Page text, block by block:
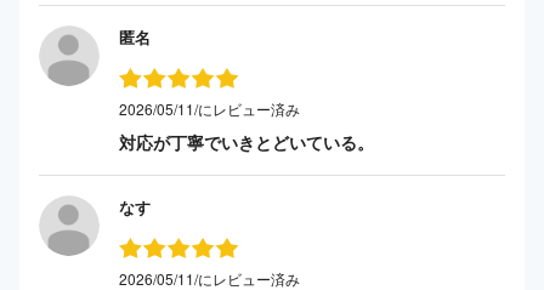
匿名
2026/05/11/にレビュー済み
対応が丁寧でいきとどいている。
なす
2026/05/11/にレビュー済み